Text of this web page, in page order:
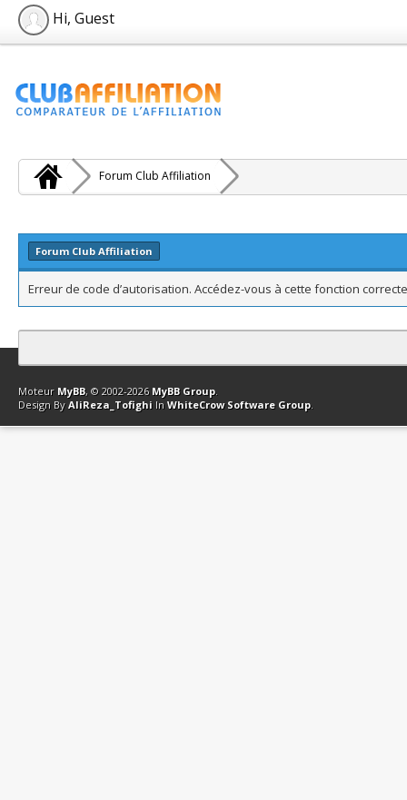
Hi, Guest
Forum Club Affiliation
Forum Club Affiliation
Erreur de code d’autorisation. Accédez-vous à cette fonction
Contact Club Affiliation Retourner en haut Version bas-débit
Moteur MyBB, © 2002-2026 MyBB Group.
Design By AliReza_Tofighi In WhiteCrow Software Group.